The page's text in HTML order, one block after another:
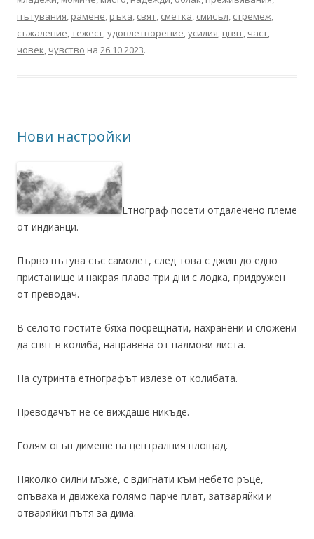
пътувания, рамене, ръка, свят, сметка, смисъл, стремеж,
съжаление,тежест,удовлетворение,усилия, цвят, част,
човек, чувство на 26.10.2023.
Нови настройки
Етнограф посети отдалечено племе
от индианци.
Първо пътува със самолет, след това с джип до едно
пристанище и накрая плава три дни с лодка, придружен
от преводач.
В селото гостите бяха посрещнати, нахранени и сложени
да спят в колиба, направена от палмови листа.
На сутринта етнографът излезе от колибата.
Преводачът не се виждаше никъде.
Голям огън димеше на централния площад.
Няколко силни мъже, с вдигнати към небето ръце,
опъваха и движеха голямо парче плат, затваряйки и
отваряйки пътя за дима.